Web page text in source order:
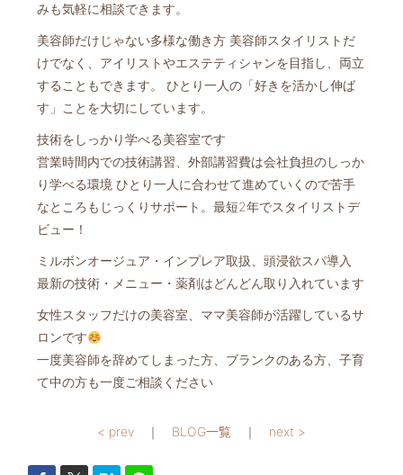
みも気軽に相談できます。
美容師だけじゃない多様な働き方 美容師スタイリストだ
けでなく、アイリストやエステティシャンを目指し、両立
することもできます。 ひとり一人の「好きを活かし伸ば
す」ことを大切にしています。
技術をしっかり学べる美容室です
営業時間内での技術講習、外部講習費は会社負担のしっか
り学べる環境 ひとり一人に合わせて進めていくので苦手
なところもじっくりサポート。最短2年でスタイリストデ
ビュー！
ミルボンオージュア・インプレア取扱、頭浸欲スパ導入
最新の技術・メニュー・薬剤はどんどん取り入れています
女性スタッフだけの美容室、ママ美容師が活躍しているサ
ロンです
一度美容師を辞めてしまった方、ブランクのある方、子育
て中の方も一度ご相談ください
< prev ｜ BLOG一覧 ｜ next >